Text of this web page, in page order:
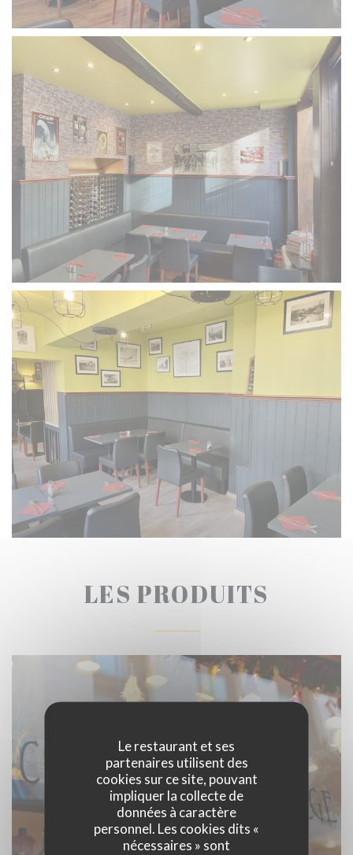
Le restaurant et ses
partenaires utilisent des
cookies sur ce site, pouvant
impliquer la collecte de
données à caractère
personnel. Les cookies dits «
nécessaires » sont
LES PRODUITS